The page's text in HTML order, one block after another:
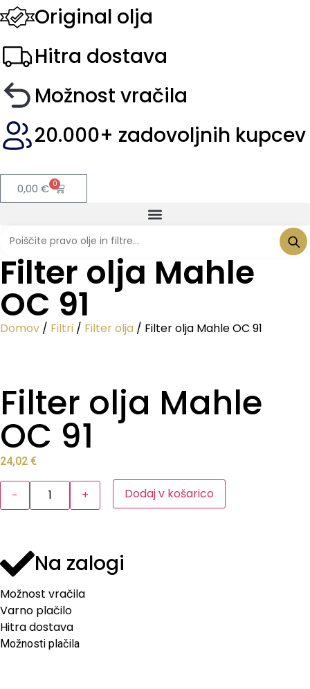
Original olja
Hitra dostava
Možnost vračila
20.000+ zadovoljnih kupcev
0,00 € 0
Filter olja Mahle
OC 91
Domov / Filtri / Filter olja / Filter olja Mahle OC 91
Filter olja Mahle
OC 91
24,02 €
− + Dodaj v košarico
Na zalogi
Možnost vračila
Varno plačilo
Hitra dostava
Možnosti plačila